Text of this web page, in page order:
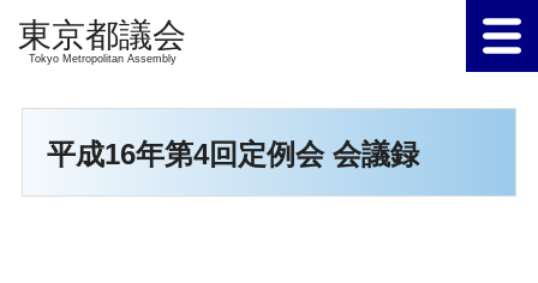
Tokyo Metropolitan Assembly
平成16年第4回定例会 会議録